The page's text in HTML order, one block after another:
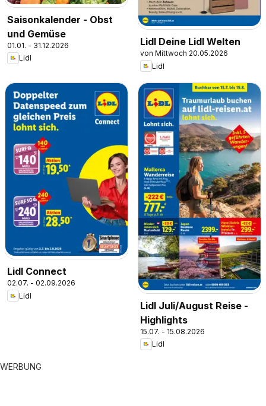
Saisonkalender - Obst
und Gemüse
01.01. - 31.12.2026
Lidl
Lidl Deine Lidl Welten
von Mittwoch 20.05.2026
Lidl
Lidl Connect
02.07. - 02.09.2026
Lidl
Lidl Juli/August Reise -
Highlights
15.07. - 15.08.2026
Lidl
WERBUNG